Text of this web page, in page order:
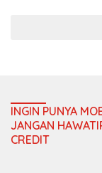
INGIN PUNYA
JANGAN
CREDIT